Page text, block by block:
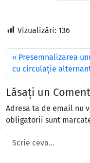
Vizualizări: 136
Presemnalizarea
cu circulație
Lăsați un
Adresa ta de email nu
obligatorii sunt